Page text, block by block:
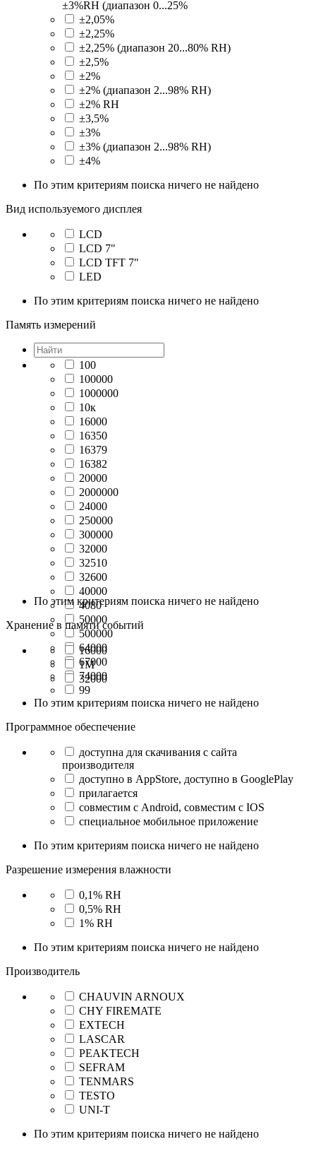
±3%RH (диапазон 0...25%
±2,05%
±2,25%
±2,25% (диапазон 20...80% RH)
±2,5%
±2%
±2% (диапазон 2...98% RH)
±2% RH
±3,5%
±3%
±3% (диапазон 2...98% RH)
±4%
По этим критериям поиска ничего не найдено
Вид используемого дисплея
LCD
LCD 7"
LCD TFT 7"
LED
По этим критериям поиска ничего не найдено
Память измерений
100
100000
1000000
10к
16000
16350
16379
16382
20000
2000000
24000
250000
300000
32000
32510
32600
40000
4080
50000
500000
64000
67000
74000
99
По этим критериям поиска ничего не найдено
Хранение в памяти событий
16000
1М
32000
По этим критериям поиска ничего не найдено
Программное обеспечение
доступна для скачивания с сайта
производителя
доступно в AppStore, доступно в GooglePlay
прилагается
совместим с Android, совместим с IOS
специальное мобильное приложение
По этим критериям поиска ничего не найдено
Разрешение измерения влажности
0,1% RH
0,5% RH
1% RH
По этим критериям поиска ничего не найдено
Производитель
CHAUVIN ARNOUX
CHY FIREMATE
EXTECH
LASCAR
PEAKTECH
SEFRAM
TENMARS
TESTO
UNI-T
По этим критериям поиска ничего не найдено